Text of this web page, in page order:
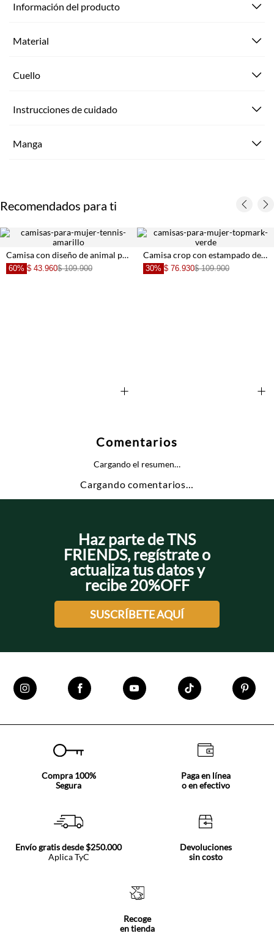
Información del producto
Material
Cuello
Instrucciones de cuidado
Manga
Recomendados para ti
+
Camisa con diseño de animal print para mujer
60% $ 43.960$ 109.900
+
Camisa crop con estampado de flores verde para mujer
30% $ 76.930$ 109.900
Comentarios
Cargando el resumen…
Cargando comentarios…
Haz parte de TNS
FRIENDS, regístrate o
actualiza tus datos y
recibe 20%OFF
SUSCRÍBETE AQUÍ
Compra 100%
Segura
Paga en línea
o en efectivo
Envío gratis desde $250.000
Aplica TyC
Devoluciones
sin costo
Recoge
en tienda